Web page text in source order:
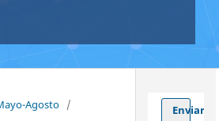
Agosto /
Enviar